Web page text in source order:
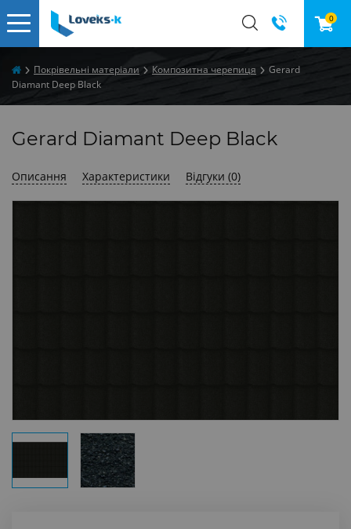
0
Покрівельні матеріали Композитна черепиця
Gerard
Diamant Deep Black
Gerard Diamant Deep Black
Описання Характеристики Відгуки (0)